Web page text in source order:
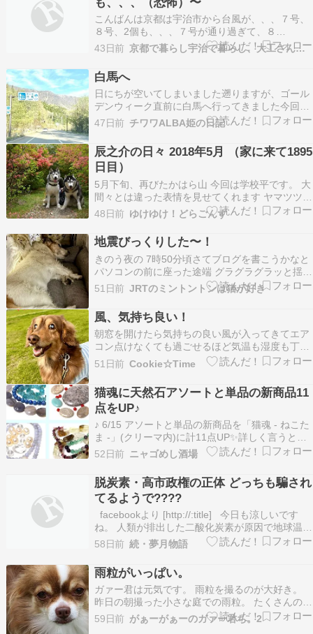
こんばんは京都は宇治市から台風が、、、７号、
８号、2個も、、、７号が通り過ぎて、８
号、、、しかも、台風７号と、８号が、合体して
さらに大型の台風に、、、なる可能性もある
と、、蓬莱お天気マンが言ってたな、、、台風が
合体するなんて今まで知らなかった、、、理論的
にはありうるよな、、、夕方…
43日前 京都で暮らし宇治で暮らし、大工さんブログ
白馬へ
日にちが空いてしまいました遡りますが、ゴール
デンウィーク直前に白馬へ行ってきました今回は
接待でしたけど、滑るのが目的ではなかったんで
すお花見です????白馬の桜はゴールデンウィーク
が満開だったのですが、温暖化の影響なんでしょ
うね5月は微妙なので4月に行ったんです雪も例年
になくな…
47日前 チワワALBA姫の日記
辰之介の日々 2018年5月 （家に来て1895
日目）
5月下旬、再びたかはら山 今回は学校平です。 大
間々とは違った表情を見せてくれます ヤマツツジ
が見事に咲いておりました まだこの頃は5月下旬
に見頃だったの。温暖化の影響で今はもう散っち
ゃってますね・・・。 たかはら山は涼しいからご
機嫌さん レンゲツツジも咲いていました。 この
頃は…
48日前 ゆけゆけ！どらごんず
地震びっくりした〜！
きのう夜の 7時50分頃さてブログを書こうかなと
パソコンの前に座った途端 グラグラグラッと揺れ
ました 結構強い揺れ???? でも物が落ちて来たり
倒れたりって事はなくじきに収まりました????
すぐに地震情報を見たらミント地方は震度４ 揺れ
も大き目だったけど時間が少し長く感じたの…
51日前 JRTのミントントンは猫が好き
風、気持ち良い！
朝窓を開けたら気持ちの良い風が入ってきてエア
コン点けなくても過ごせるほど気温も湿度も丁度
良い！！ 朝晩の風も少しひんやりとして冷たさを
感じるほど 今年はエルニーニョ現象が発生して例
年だと冷夏になるはずが温暖化の影響などで […]
51日前 Cookie☆Time
猫魂に天然石アソートと単品の新商品11
点をUP♪
♪ 6/15 アソートと単品の新商品を「猫魂 - ねこた
ま -」(クリーマ内)に計11点UP✨詳しく言うとア
ソート7点、久しぶりに単品4点 6月なのに夏のよ
うな暑さで、せめて商品はそれらしく爽やかなカ
ラーに仕上げたかった 個人的に、冬は寒さで体の
表面的に負けて嫌だけど、夏は熱中症…
52日前 ニャゴめし酒場
脱炭素・高市政権の正体 どっちも騙され
てるようで????
facebookより [http://:title] 今日も涼しいです
ね。 人類が排出した二酸化炭素が原因で地球温暖
化が進んでいる、 と騒がれ始めた時から疑問なの
ですが 浴室乾燥機をガンガン回しても風呂の水温
は殆ど上がりません。 しかし、現在の地球では海
水温が上がってい…
58日前 続・夢月物語
雨粒がいっぱい。
ガァー君は元気です。 雨粒を撮るのが大好き。
昨日の朝撮った小さな庭での雨粒。 たくさんの雨
粒。 春は水不足になるのではないかと言われたほ
どの晴天の日ばかり。今年の梅雨は雨の量が例年
59日前 がぁーがぁーのガァー君ち。2